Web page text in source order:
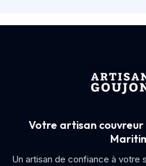
Votre artisan couvreur
Un artisan de confiance à votre